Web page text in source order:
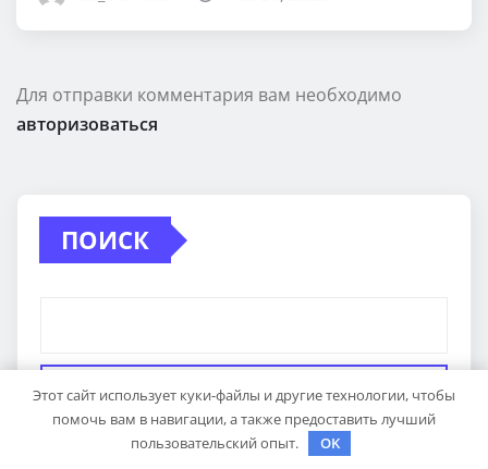
Для отправки комментария вам необходимо
авторизоваться
ПОИСК
Поиск
Этот сайт использует куки-файлы и другие технологии, чтобы
помочь вам в навигации, а также предоставить лучший
пользовательский опыт.
OK